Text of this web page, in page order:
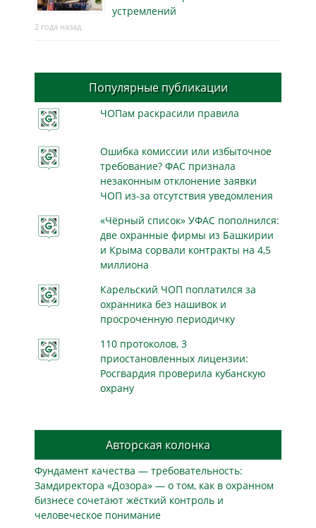
устремлений
2 года назад
Популярные публикации
ЧОПам раскрасили правила
Ошибка комиссии или избыточное
требование? ФАС признала
незаконным отклонение заявки
ЧОП из-за отсутствия уведомления
«Чёрный список» УФАС пополнился:
две охранные фирмы из Башкирии
и Крыма сорвали контракты на 4,5
миллиона
Карельский ЧОП поплатился за
охранника без нашивок и
просроченную периодичку
110 протоколов, 3
приостановленных лицензии:
Росгвардия проверила кубанскую
охрану
Авторская колонка
Фундамент качества — требовательность:
Замдиректора «Дозора» — о том, как в охранном
бизнесe сочетают жёсткий контроль и
человеческое понимание